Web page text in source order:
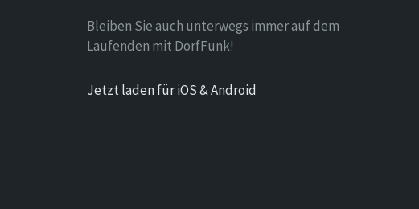
Bleiben Sie auch unterwegs immer auf dem
Laufenden mit DorfFunk!
Jetzt laden für iOS & Android